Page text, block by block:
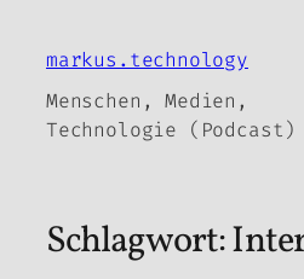
Inhalt
markus.technology
Menschen, Medien,
Technologie (Podcast)
Schlagwort: